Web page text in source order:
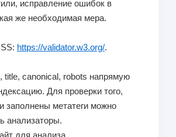
исправление ошибок в
же необходимая мера.
https://validator.w3.org/.
title, canonical, robots напрямую
Для проверки того,
заполнены метатеги можно
анализаторы.
для анализа